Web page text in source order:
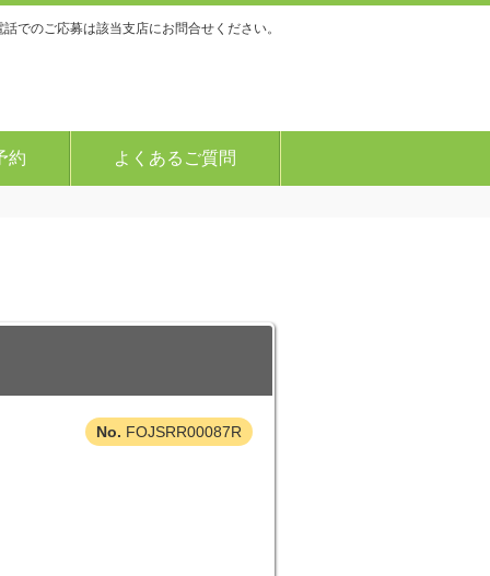
話でのご応募は該当支店にお問合せください。
約 よくあるご質問
FOJSRR00087R